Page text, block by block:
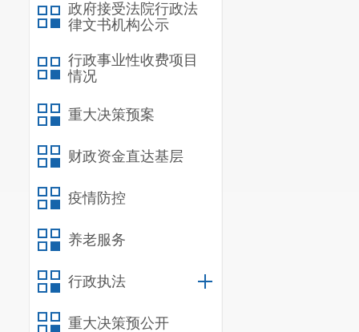
政府接受法院行政法
律文书机构公示
行政事业性收费项目
情况
重大决策预案
财政资金直达基层
疫情防控
养老服务
行政执法
重大决策预公开